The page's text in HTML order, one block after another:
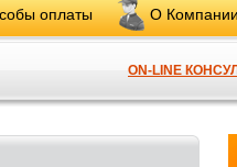
оплаты О
ON-LINE